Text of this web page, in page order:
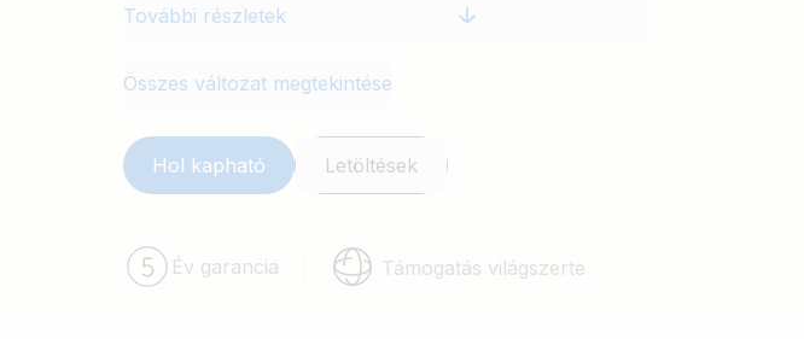
További részletek
Összes változat megtekintése
Hol kapható Letöltések
Év garancia Támogatás világszerte